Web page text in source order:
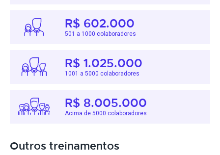
R$ 602.000
501 a 1000 colaboradores
R$ 1.025.000
1001 a 5000 colaboradores
R$ 8.005.000
Acima de 5000 colaboradores
Outros treinamentos